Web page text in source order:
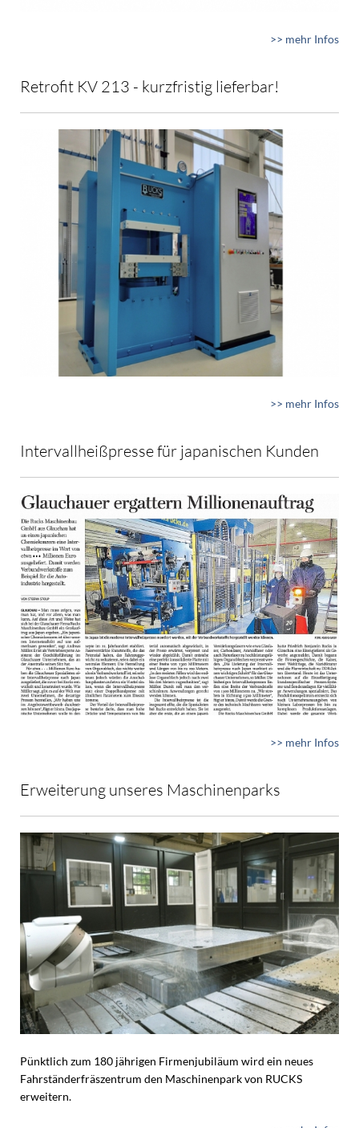
>> mehr Infos
Retrofit KV 213 - kurzfristig lieferbar!
>> mehr Infos
Intervallheißpresse für japanischen Kunden
>> mehr Infos
Erweiterung unseres Maschinenparks
Pünktlich zum 180 jährigen Firmenjubiläum wird ein neues
Fahrständerfräszentrum den Maschinenpark von RUCKS
erweitern.